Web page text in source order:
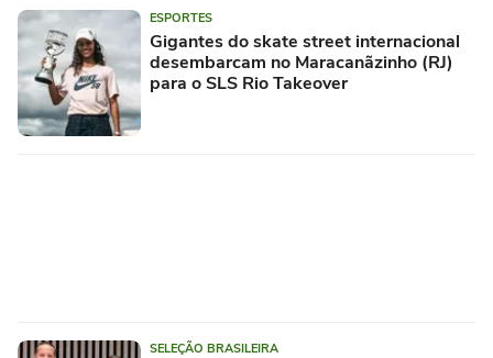
ESPORTES
Gigantes do skate street internacional
desembarcam no Maracanãzinho (RJ)
para o SLS Rio Takeover
SELEÇÃO BRASILEIRA